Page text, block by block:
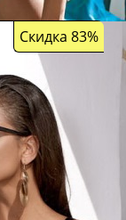
Скидка 83%